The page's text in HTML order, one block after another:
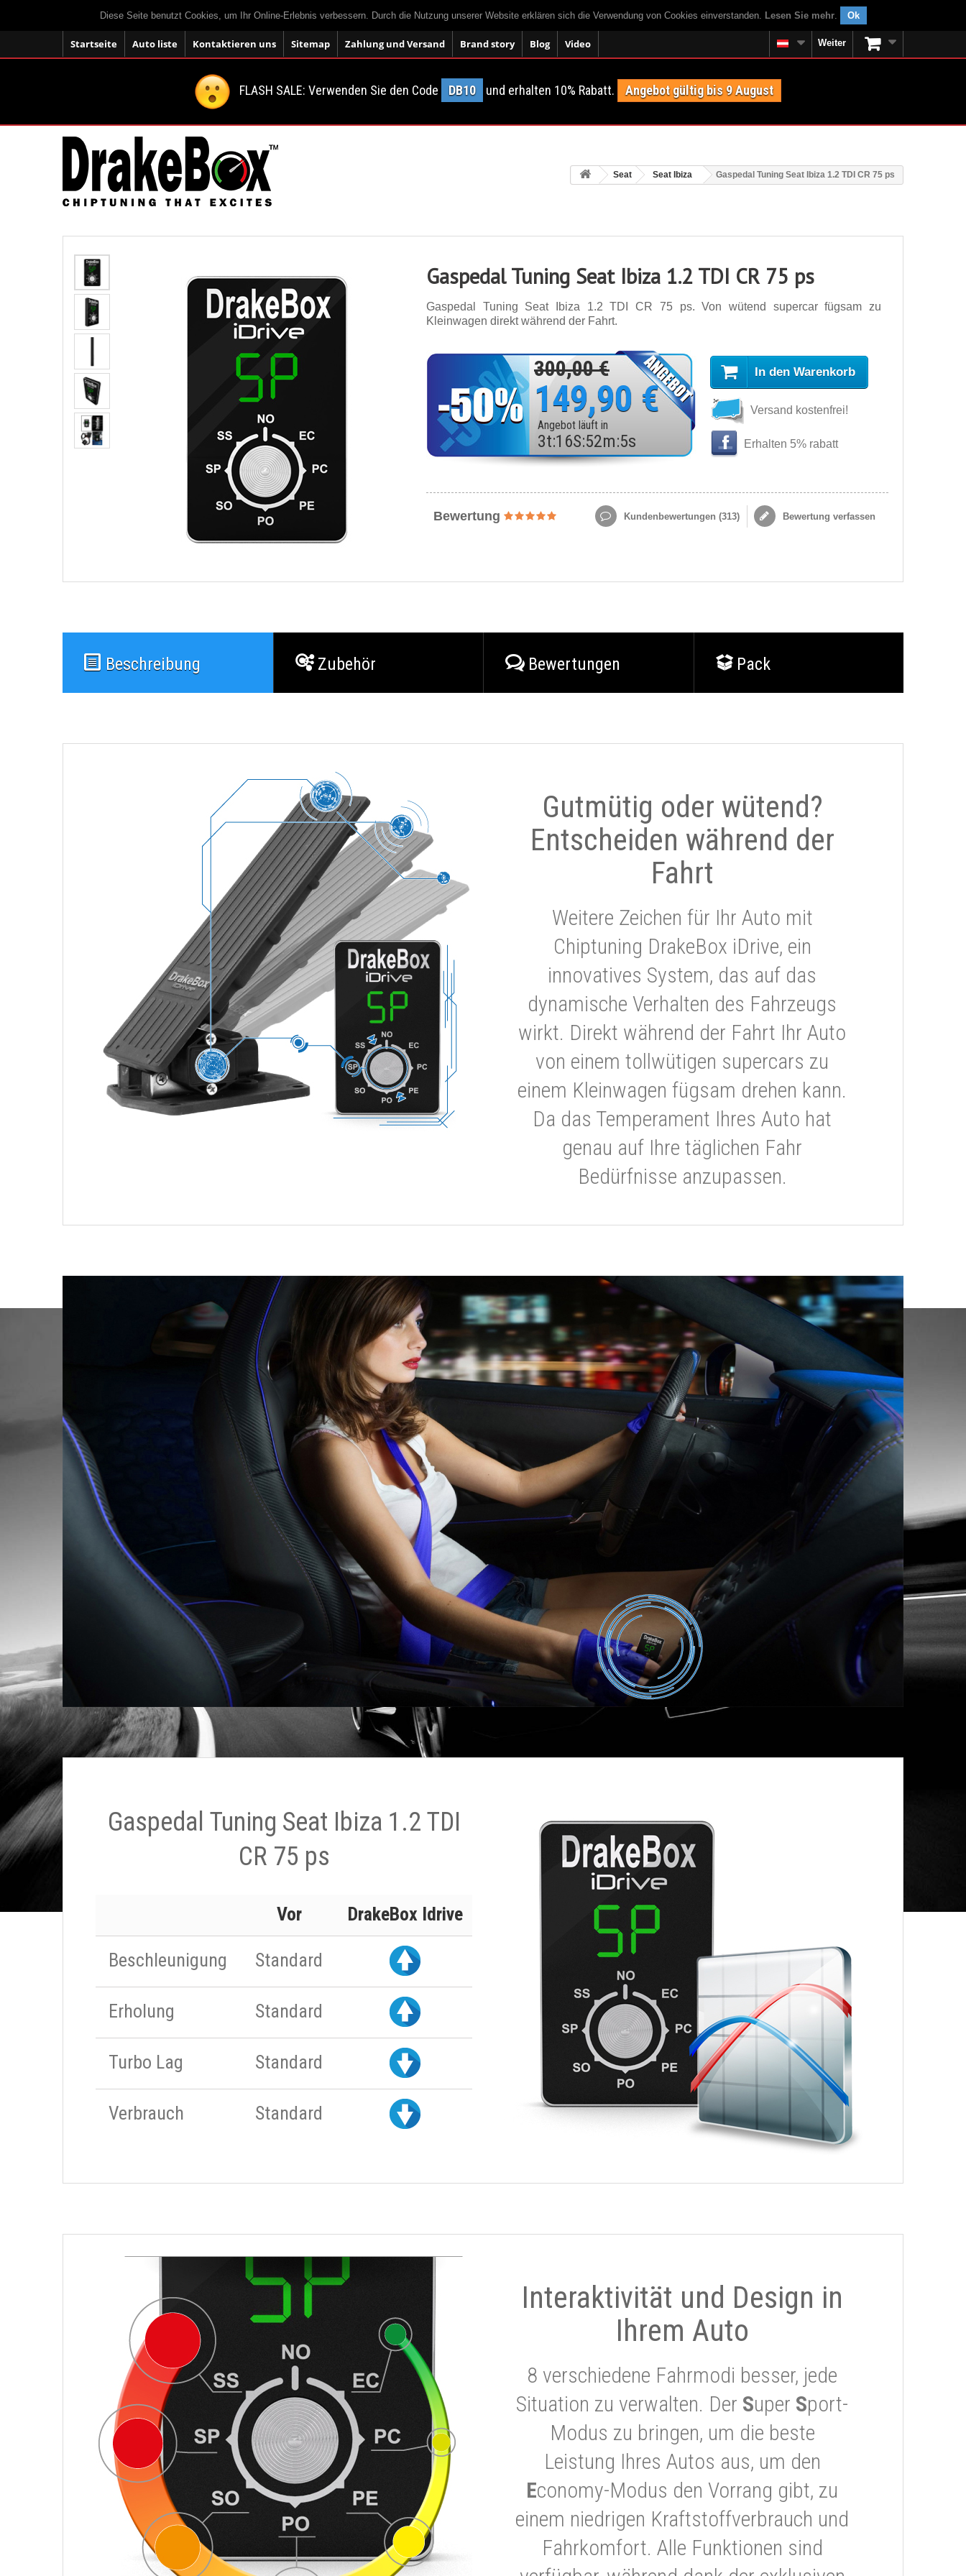
Diese Seite benutzt Cookies, um Ihr Online-Erlebnis verbessern. Durch die Nutzung unserer Website erklären sich die Verwendung von Cookies einverstanden. Lesen Sie mehr. Ok
Startseite Auto liste Kontaktieren uns Sitemap Zahlung und Versand Brand story Blog Video Weiter
FLASH SALE: Verwenden Sie den Code DB10 und erhalten 10% Rabatt. Angebot gültig bis 9 August
Seat Seat Ibiza Gaspedal Tuning Seat Ibiza 1.2 TDI CR 75 ps
Gaspedal Tuning Seat Ibiza 1.2 TDI CR 75 ps
Gaspedal Tuning Seat Ibiza 1.2 TDI CR 75 ps. Von wütend supercar fügsam zu
Kleinwagen direkt während der Fahrt.
300,00 €
149,90 €
Angebot läuft in
3t:16S:52m:3s
In den Warenkorb
Versand kostenfrei!
Erhalten 5% rabatt
Bewertung Kundenbewertungen (313) Bewertung verfassen
Beschreibung Zubehör Bewertungen Pack
Gutmütig oder wütend?
Entscheiden während der
Fahrt
Weitere Zeichen für Ihr Auto mit
Chiptuning DrakeBox iDrive, ein
innovatives System, das auf das
dynamische Verhalten des Fahrzeugs
wirkt. Direkt während der Fahrt Ihr Auto
von einem tollwütigen supercars zu
einem Kleinwagen fügsam drehen kann.
Da das Temperament Ihres Auto hat
genau auf Ihre täglichen Fahr
Bedürfnisse anzupassen.
Gaspedal Tuning Seat Ibiza 1.2 TDI
CR 75 ps
Vor DrakeBox Idrive
Beschleunigung Standard
Erholung Standard
Turbo Lag Standard
Verbrauch Standard
Interaktivität und Design in
Ihrem Auto
8 verschiedene Fahrmodi besser, jede
Situation zu verwalten. Der Super Sport-
Modus zu bringen, um die beste
Leistung Ihres Autos aus, um den
Economy-Modus den Vorrang gibt, zu
einem niedrigen Kraftstoffverbrauch und
Fahrkomfort. Alle Funktionen sind